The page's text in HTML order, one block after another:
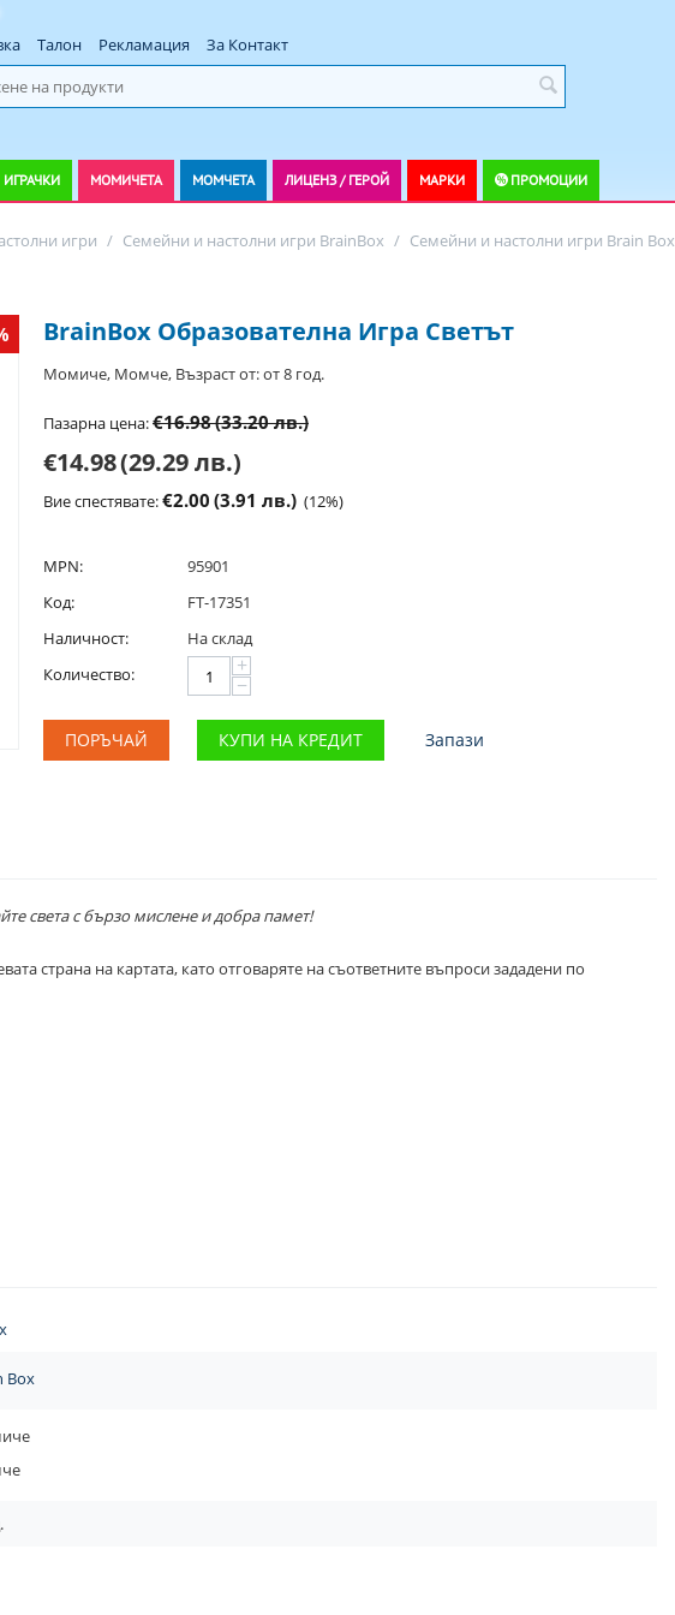
Талон Рекламация За Контакт
ИГРАЧКИ МОМИЧЕТА МОМЧЕТА ЛИЦЕНЗ / ГЕРОЙ МАРКИ ПРОМОЦИИ
игри / Семейни и настолни игри BrainBox / Семейни и настолни игри Brain Box
BrainBox Образователна Игра Светът
Момиче, Момче, Възраст от: от 8 год.
Пазарна цена:€16.98(33.20 лв.)
€14.98(29.29 лв.)
Вие спестявате:€2.00 (3.91 лв.) (12%)
MPN:
95901
Код:
FT-17351
Наличност:
На склад
Количество:
+
−
ПОРЪЧАЙ КУПИ НА КРЕДИТ Запази
света с бързо мислене и добра памет!
страна на картата, като отговаряте на съответните въпроси зададени по
Box